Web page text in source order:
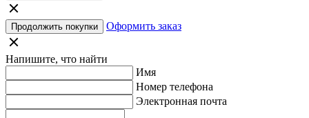
Продолжить покупки Оформить заказ
Напишите, что найти
Имя
Номер телефона
Электронная почта